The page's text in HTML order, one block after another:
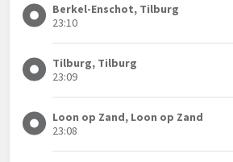
Berkel-Enschot, Tilburg
23:10
Tilburg, Tilburg
23:09
Loon op Zand, Loon op Zand
23:08